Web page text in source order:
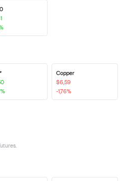
Copper
$6,59
-1,76%